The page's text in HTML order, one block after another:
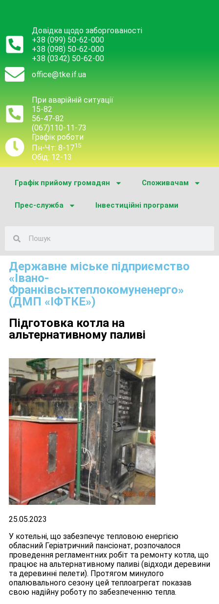
Довідка щодо заборгованості
+38 (099) 50-62-000
+38 (098) 50-62-000
+38 (0342) 50-62-00
office@tke.if.ua
При аварійній ситуації
15-82
56-47-82
(067)110-11-73
Графік роботи
Пн-Чт: 8-1715
Обід: 12-13
Графік прийому громадян Споживачам
Прес-служба Інвестиційні програми
Державне міське підприємство
«Івано-
Франківськтеплокомуненерго»
(ДМП «ІФТКЕ»)
Підготовка котла на
альтернативному паливі
25.05.2023
У котельні, що забезпечує тепловою енергією
обласний Геріатричний пансіонат, розпочалося
проведення регламентних робіт та ремонту котла, що
працює на альтернативному паливі (відходи деревини
та деревинні пелети). Протягом минулого
опалювального сезону цей теплоагрегат показав
свою надійну роботу по забезпеченню тепла.